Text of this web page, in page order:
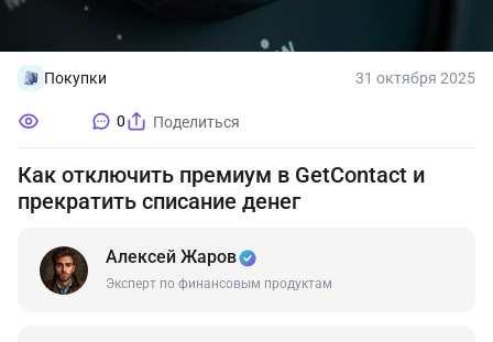
Покупки 31 октября 2025
0 Поделиться
Как отключить премиум в GetContact и
прекратить списание денег
Алексей Жаров
Эксперт по финансовым продуктам